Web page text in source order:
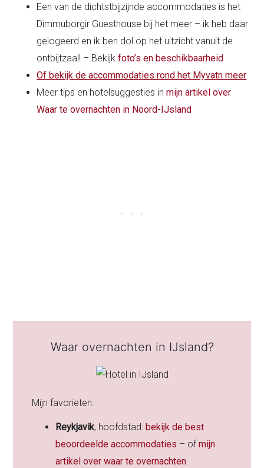
Een van de dichtstbijzijnde accommodaties is het
Dimmuborgir Guesthouse bij het meer – ik heb daar
gelogeerd en ik ben dol op het uitzicht vanuit de
ontbijtzaal! – Bekijkfoto’s en beschikbaarheid
Of bekijk de accommodaties rond het Myvatn meer
Meer tips en hotelsuggesties inmijn artikel over
Waar te overnachten in Noord-IJsland
Waar overnachten in IJsland?
Mijn favorieten:
Reykjavik, hoofdstad: bekijk de best
beoordeelde accommodaties – ofmijn
artikel over waar te overnachten